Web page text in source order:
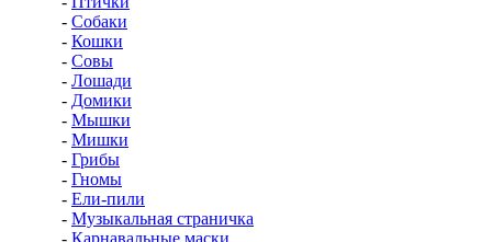
- Собаки
- Кошки
- Совы
- Лошади
- Домики
- Мышки
- Мишки
- Грибы
- Гномы
- Ели-пили
- Музыкальная страничка
- Карнавальные маски